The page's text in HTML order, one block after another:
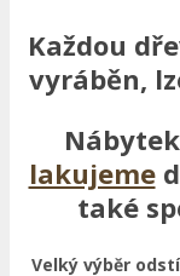
Každou
vyráběn,
Nábytek
lakujeme
také
Velký výběr